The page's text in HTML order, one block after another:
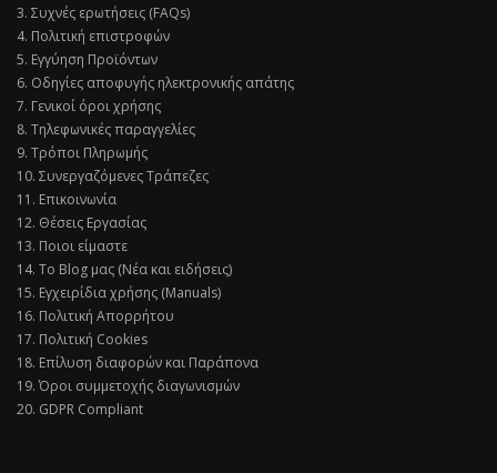
3. Συχνές ερωτήσεις (FAQs)
4. Πολιτική επιστροφών
5. Εγγύηση Προϊόντων
6. Οδηγίες αποφυγής ηλεκτρονικής απάτης
7. Γενικοί όροι χρήσης
8. Τηλεφωνικές παραγγελίες
9. Τρόποι Πληρωμής
10. Συνεργαζόμενες Τράπεζες
11. Επικοινωνία
12. Θέσεις Εργασίας
13. Ποιοι είμαστε
14. Το Blog μας (Νέα και ειδήσεις)
15. Εγχειρίδια χρήσης (Manuals)
16. Πολιτική Απορρήτου
17. Πολιτική Cookies
18. Επίλυση διαφορών και Παράπονα
19. Όροι συμμετοχής διαγωνισμών
20. GDPR Compliant